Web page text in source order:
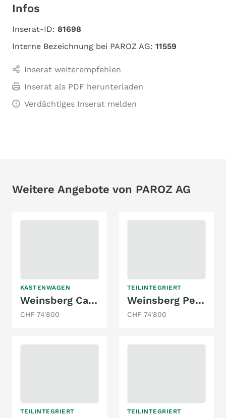
Infos
Inserat-ID: 81698
Interne Bezeichnung bei PAROZ AG: 11559
Inserat weiterempfehlen
Inserat als PDF herunterladen
Verdächtiges Inserat melden
Weitere Angebote von PAROZ AG
KASTENWAGEN
Weinsberg Cara Bus Grey 600 MQH Edition Fire
CHF 74'800
TEILINTEGRIERT
Weinsberg Pepper 600 MF
CHF 74'800
TEILINTEGRIERT TEILINTEGRIERT